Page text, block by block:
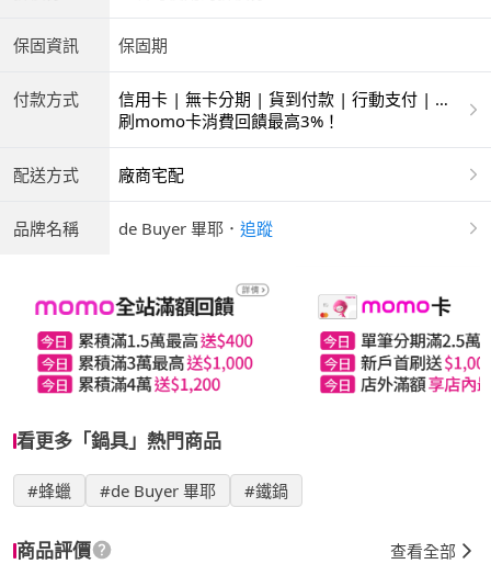
保固資訊 保固期
付款方式
信用卡 | 無卡分期 | 貨到付款 | 行動支付 | 超
商付款 | ATM | 銀聯卡
刷momo卡消費回饋最高3%！
配送方式 廠商宅配
品牌名稱 de Buyer 畢耶 ． 追蹤
看更多「鍋具」熱門商品
#蜂蠟 #de Buyer 畢耶 #鐵鍋
商品評價 查看全部